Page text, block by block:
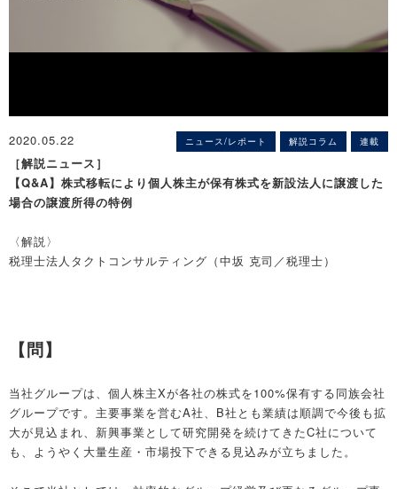
2020.05.22 ニュース/レポート 解説コラム 連載
［解説ニュース］
【Q&A】株式移転により個人株主が保有株式を新設法人に譲渡した
場合の譲渡所得の特例
〈解説〉
税理士法人タクトコンサルティング（中坂 克司／税理士）
【問】
当社グループは、個人株主Xが各社の株式を100%保有する同族会社
グループです。主要事業を営むA社、B社とも業績は順調で今後も拡
大が見込まれ、新興事業として研究開発を続けてきたC社について
も、ようやく大量生産・市場投下できる見込みが立ちました。